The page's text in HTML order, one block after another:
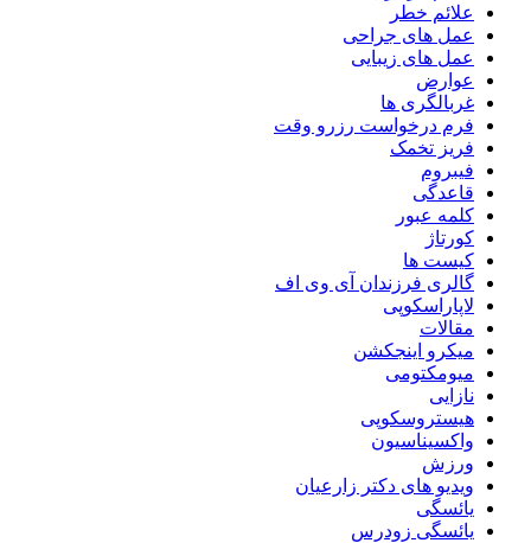
علائم خطر
عمل های جراحی
عمل های زیبایی
عوارض
غربالگری ها
فرم درخواست رزرو وقت
فریز تخمک
فیبروم
قاعدگی
کلمه عبور
کورتاژ
کیست ها
گالری فرزندان آی وی اف
لاپاراسکوپی
مقالات
میکرو اینجکشن
میومکتومی
نازایی
هیستروسکوپی
واکسیناسیون
ورزش
ویدیو های دکتر زارعیان
یائسگی
یائسگی زودرس